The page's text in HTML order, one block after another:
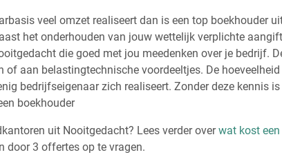
veel omzet realiseert dan is een top boekhouder
het onderhouden van jouw wettelijk verplichte
die goed met jou meedenken over je bedrijf.
aan belastingtechnische voordeeltjes. De hoeveelheid
bedrijfseigenaar zich realiseert. Zonder deze kennis
boekhouder
uit Nooitgedacht? Lees verder overwat kost een
door 3 offertes op te vragen.